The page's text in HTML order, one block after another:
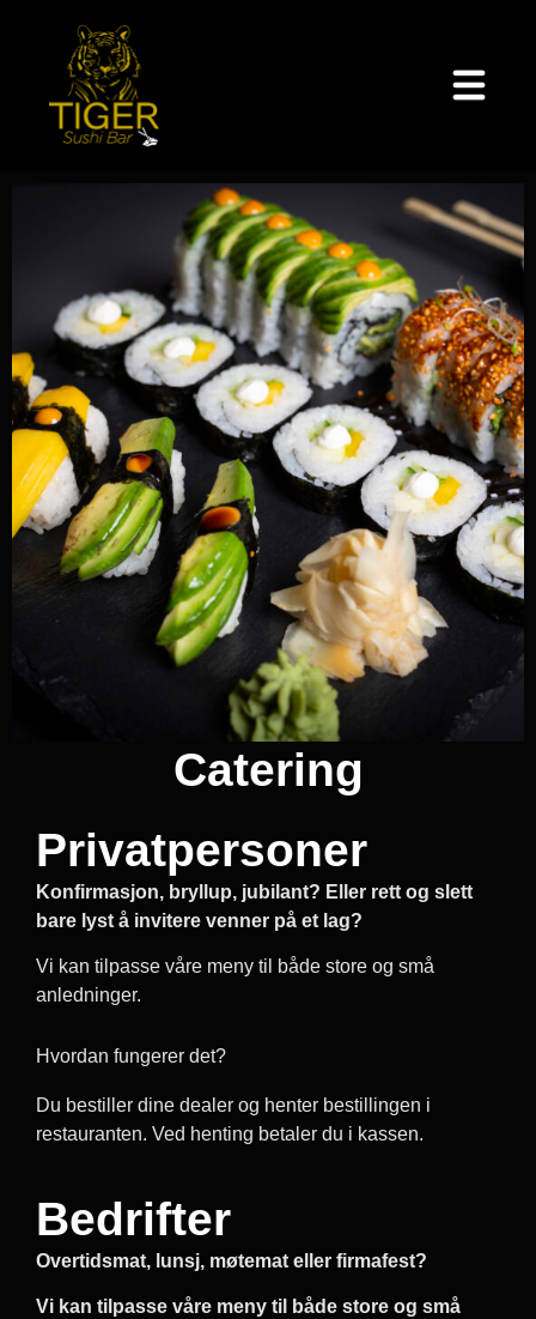
Catering
Privatpersoner
Konfirmasjon, bryllup, jubilant? Eller rett og slett
bare lyst å invitere venner på et lag?
Vi kan tilpasse våre meny til både store og små
anledninger.
Hvordan fungerer det?
Du bestiller dine dealer og henter bestillingen i
restauranten. Ved henting betaler du i kassen.
Bedrifter
Overtidsmat, lunsj, møtemat eller firmafest?
Vi kan tilpasse våre meny til både store og små